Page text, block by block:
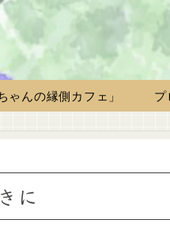
ゃんの縁側カフェ」 プ
に